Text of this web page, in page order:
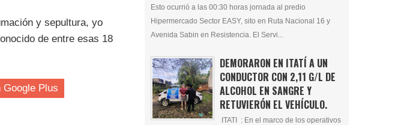
y sepultura, yo
de entre esas 18
Google Plus
Esto ocurrió a las 00:30 horas jornada al predio
Hipermercado Sector EASY, sito en Ruta Nacional 16 y
Avenida Sabin en Resistencia. El Servi...
DEMORARON EN ITATÍ A UN
CONDUCTOR CON 2,11 G/L DE
ALCOHOL EN SANGRE Y
RETUVIERÓN EL VEHÍCULO.
ITATI : En el marco de los operativos